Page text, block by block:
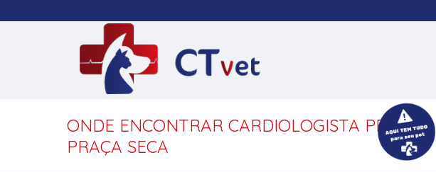
ONDE ENCONTRAR CARDIOLOGISTA PET
PRAÇA SECA